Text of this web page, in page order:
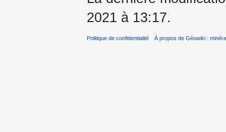
2021 à 13:17.
Politique de confidentialité À propos de Géowiki :